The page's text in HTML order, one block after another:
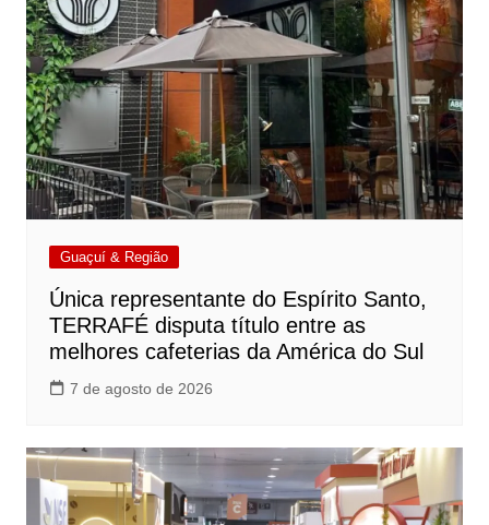
Guaçuí & Região
Única representante do Espírito Santo,
TERRAFÉ disputa título entre as
melhores cafeterias da América do Sul
7 de agosto de 2026